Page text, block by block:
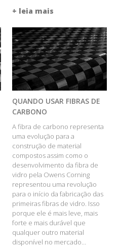
+ leia mais
QUANDO USAR FIBRAS DE
CARBONO
A fibra de carbono representa
uma evolução para a
construção de material
compostos assim como o
desenvolvimento da fibra de
vidro pela Owens Corning
representou uma revolução
para o início da fabricação das
primeiras fibras de vidro. Isso
porque ele é mais leve, mais
forte e mais durável que
qualquer outro material
disponível no mercado…